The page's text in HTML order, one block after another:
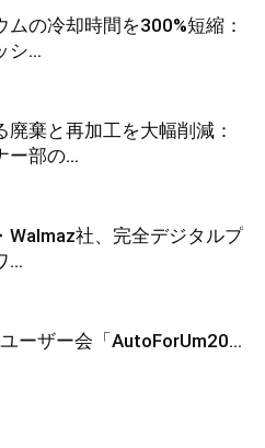
ムの冷却時間を300%短縮：
シ...
廃棄と再加工を大幅削減：
ー部の...
Walmaz社、完全デジタルプ
...
ーザー会「AutoForUm20...